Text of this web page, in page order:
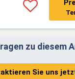
zu diesem
Sie uns